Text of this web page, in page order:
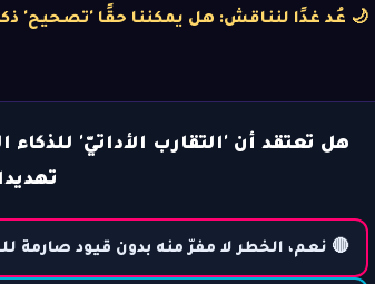
🌙 عُد غدًا لنناقش: هل يمكننا حقًا 'تصحيح'
هل تعتقد أن 'التقارب الأداتيّ'
🔴 نعم، الخطر لا مفرّ منه بدون قيود صارمة